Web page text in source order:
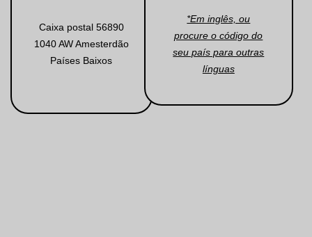
Caixa postal 56890
1040 AW Amesterdão
Países Baixos
*Em inglês, ou
procure o código do
seu país para outras
línguas